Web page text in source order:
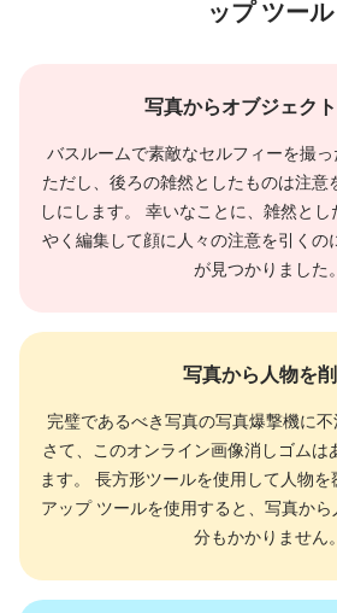
ップ ツール
写真からオブジェク
バスルームで素敵なセルフィーを撮
ただし、後ろの雑然としたものは注意
しにします。 幸いなことに、雑然と
やく編集して顔に人々の注意を引くの
が見つかりました。
写真から人物を
完璧であるべき写真の写真爆撃機に
さて、このオンライン画像消しゴムは
ます。 長方形ツールを使用して人物
アップ ツールを使用すると、写真か
分もかかりません。